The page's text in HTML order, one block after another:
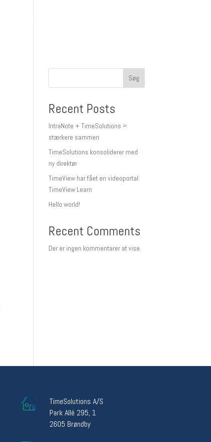
Support
Søg
Recent Posts
IntraNote + TimeSolutions =
stærkere sammen
TimeSolutions konsoliderer med
ny direktør
TimeView har fået en videoportal:
TimeView Learn
Hello world!
Recent Comments
Der er ingen kommentarer at vise.
TimeSolutions A/S
Park Allé 295, 1
2605 Brøndby